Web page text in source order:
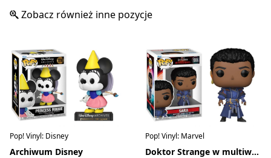
Zobacz również inne pozycje
Pop! Vinyl: Disney
Archiwum Disney
Pop! Vinyl: Marvel
Doktor Strange w multiwersum obłędu